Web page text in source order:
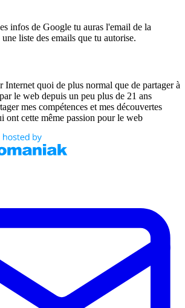
infos de Google tu auras l'email de la
liste des emails que tu autorise.
Internet quoi de plus normal que de partager à
le web depuis un peu plus de 21 ans
mes compétences et mes découvertes
ont cette même passion pour le web